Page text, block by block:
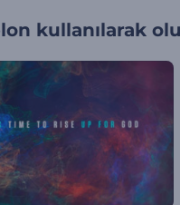
kullanılarak